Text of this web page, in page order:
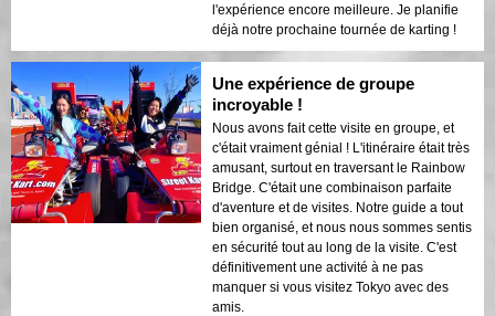
l'expérience encore meilleure. Je planifie
déjà notre prochaine tournée de karting !
Une expérience de groupe
incroyable !
Nous avons fait cette visite en groupe, et
c'était vraiment génial ! L'itinéraire était très
amusant, surtout en traversant le Rainbow
Bridge. C'était une combinaison parfaite
d'aventure et de visites. Notre guide a tout
bien organisé, et nous nous sommes sentis
en sécurité tout au long de la visite. C'est
définitivement une activité à ne pas
manquer si vous visitez Tokyo avec des
amis.